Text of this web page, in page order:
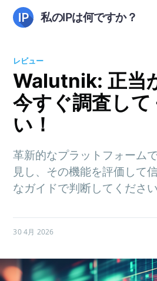
私のIPは何ですか？
レビュー
Walutnik: 正当
今すぐ調査して
い！
革新的なプラットフォーム
見し、その機能を評価して
なガイドで判断してください
30 4月 2026